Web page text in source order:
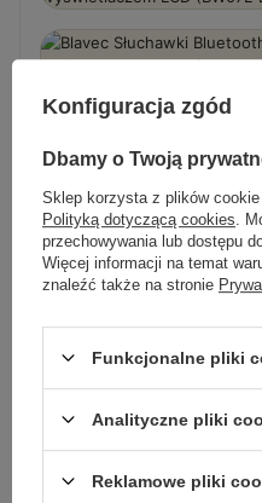
JAK ZACZĄĆ
Gotowe w
Wyjmij z etui
Otwórz etui i wyjmij
Konfiguracja zgód
Dbamy o Twoją
Sklep korzysta z plików
Polityką dotyczącą cookies .
przechowywania lub dostępu
Więcej informacji na temat
znaleźć także na stronie
Funkcjonalne pliki
Analityczne pliki
Reklamowe pliki